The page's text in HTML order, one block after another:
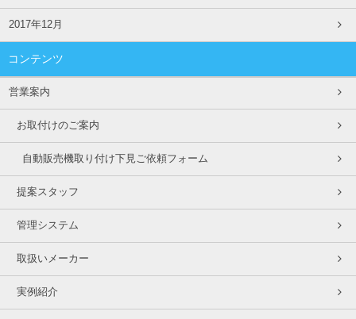
2017年12月
コンテンツ
営業案内
お取付けのご案内
自動販売機取り付け下見ご依頼フォーム
提案スタッフ
管理システム
取扱いメーカー
実例紹介